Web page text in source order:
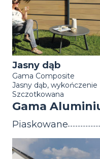
Jasny dąb
Gama Composite
Jasny dąb, wykończenie
Szczotkowana
Gama
Piaskowane